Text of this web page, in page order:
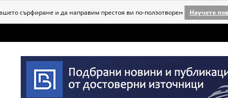
сърфиране и да направим престоя ви по-ползотворен Научете